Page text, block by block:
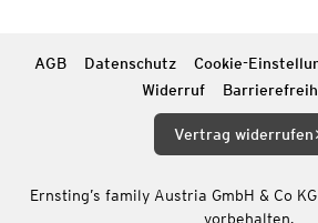
AGB Datenschutz Cookie-
Widerruf
Vertrag widerrufen
Ernsting’s family Austria GmbH & Co
vorbehalten.